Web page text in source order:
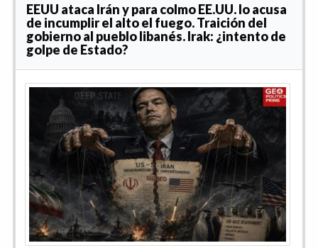
EEUU ataca Irán y para colmo EE.UU. lo acusa
de incumplir el alto el fuego. Traición del
gobierno al pueblo libanés. Irak: ¿intento de
golpe de Estado?